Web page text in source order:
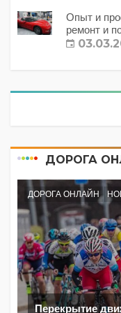
Опыт и
ремонт и
ДОРОГА
ДОРОГА ОНЛАЙН
Перекрытие